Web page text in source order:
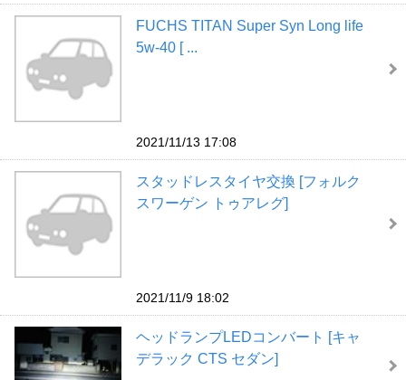
FUCHS TITAN Super Syn Long life
5w-40 [ ...
2021/11/13 17:08
スタッドレスタイヤ交換 [フォルク
スワーゲン トゥアレグ]
2021/11/9 18:02
ヘッドランプLEDコンバート [キャ
デラック CTS セダン]